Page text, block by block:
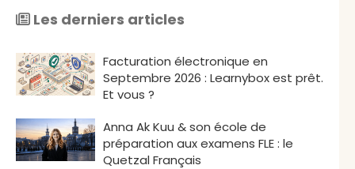
Les derniers articles
Facturation électronique en
Septembre 2026 : Learnybox est prêt.
Et vous ?
Anna Ak Kuu & son école de
préparation aux examens FLE : le
Quetzal Français